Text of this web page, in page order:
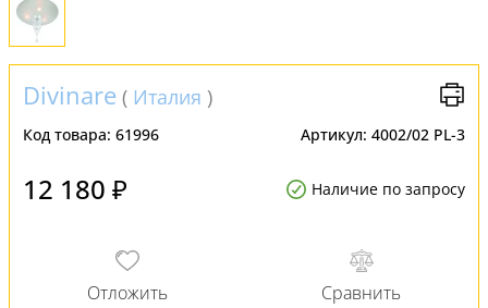
Divinare ( Италия )
Код товара: 61996 Артикул: 4002/02 PL-3
12 180 ₽ Наличие по запросу